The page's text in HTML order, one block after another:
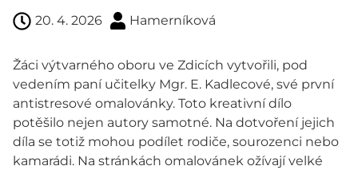
20. 4. 2026 Hamerníková
Žáci výtvarného oboru ve Zdicích vytvořili, pod
vedením paní učitelky Mgr. E. Kadlecové, své první
antistresové omalovánky. Toto kreativní dílo
potěšilo nejen autory samotné. Na dotvoření jejich
díla se totiž mohou podílet rodiče, sourozenci nebo
kamarádi. Na stránkách omalovánek ožívají velké